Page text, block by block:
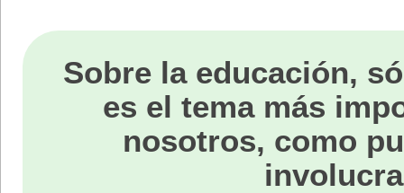
Sobre la educación,
es el tema más
nosotros, como